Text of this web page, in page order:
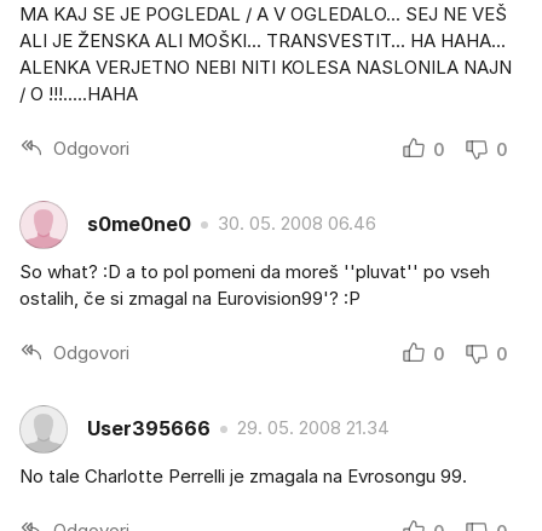
MA KAJ SE JE POGLEDAL / A V OGLEDALO... SEJ NE VEŠ
ALI JE ŽENSKA ALI MOŠKI... TRANSVESTIT... HA HAHA...
ALENKA VERJETNO NEBI NITI KOLESA NASLONILA NAJN
/ O !!!.....HAHA
Odgovori 0 0
s0me0ne0 30. 05. 2008 06.46
So what? :D a to pol pomeni da moreš ''pluvat'' po vseh
ostalih, če si zmagal na Eurovision99'? :P
Odgovori 0 0
User395666 29. 05. 2008 21.34
No tale Charlotte Perrelli je zmagala na Evrosongu 99.